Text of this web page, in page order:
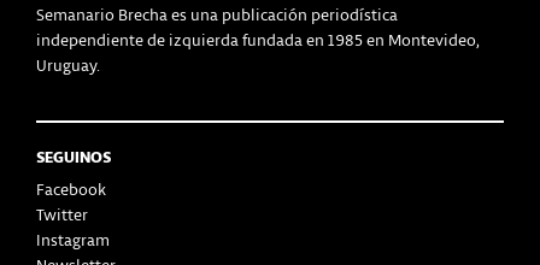
Semanario Brecha es una publicación periodística
independiente de izquierda fundada en 1985 en Montevideo,
Uruguay.
SEGUINOS
Facebook
Twitter
Instagram